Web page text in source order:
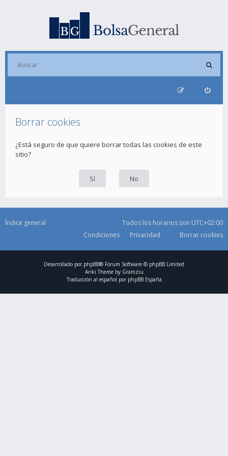
Borrar cookies
¿Está seguro de que quiere borrar todas las cookies de este
sitio?
Índice general Todos los horarios son UTC+02:00
Borrar cookies
Privacidad
Condiciones
Desarrollado por phpBB® Forum Software © phpBB Limited
Ariki Theme by Gramziu
Traducción al español por phpBB España